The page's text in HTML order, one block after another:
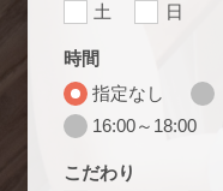
土
日
時間
指定なし
16:00～18:00
こだわり